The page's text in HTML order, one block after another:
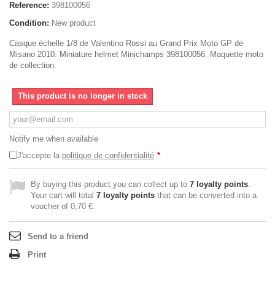
Reference: 398100056
Condition: New product
Casque échelle 1/8 de Valentino Rossi au Grand Prix Moto GP de
Misano 2010. Miniature helmet Minichamps 398100056. Maquette moto
de collection.
This product is no longer in stock
Notify me when available
J'accepte la politique de confidentialité *
By buying this product you can collect up to 7 loyalty points.
Your cart will total 7 loyalty points that can be converted into a
voucher of 0,70 €.
Send to a friend
Print